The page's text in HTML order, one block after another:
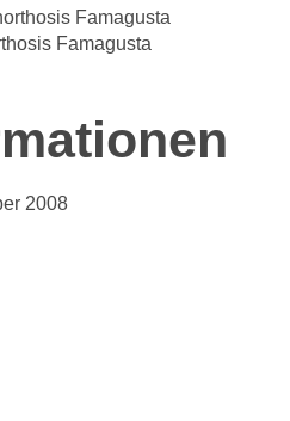
Famagusta
2008